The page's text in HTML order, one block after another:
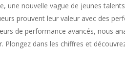
une nouvelle vague de jeunes
prouvent leur valeur avec des
de performance avancés, nous
dans les chiffres et